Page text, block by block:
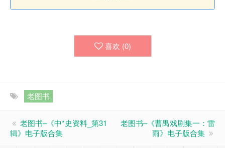
喜欢 (0)
老图书
老图书–《中*史资料_第31
辑》电子版合集
老图书–《曹禺戏剧集一：雷
雨》电子版合集